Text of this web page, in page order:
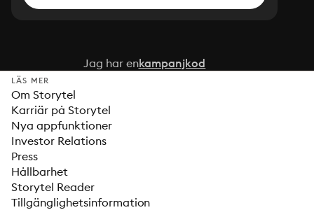
Jag har enkampanjkod
LÄS MER
Om Storytel
Karriär på Storytel
Nya appfunktioner
Investor Relations
Press
Hållbarhet
Storytel Reader
Tillgänglighetsinformation